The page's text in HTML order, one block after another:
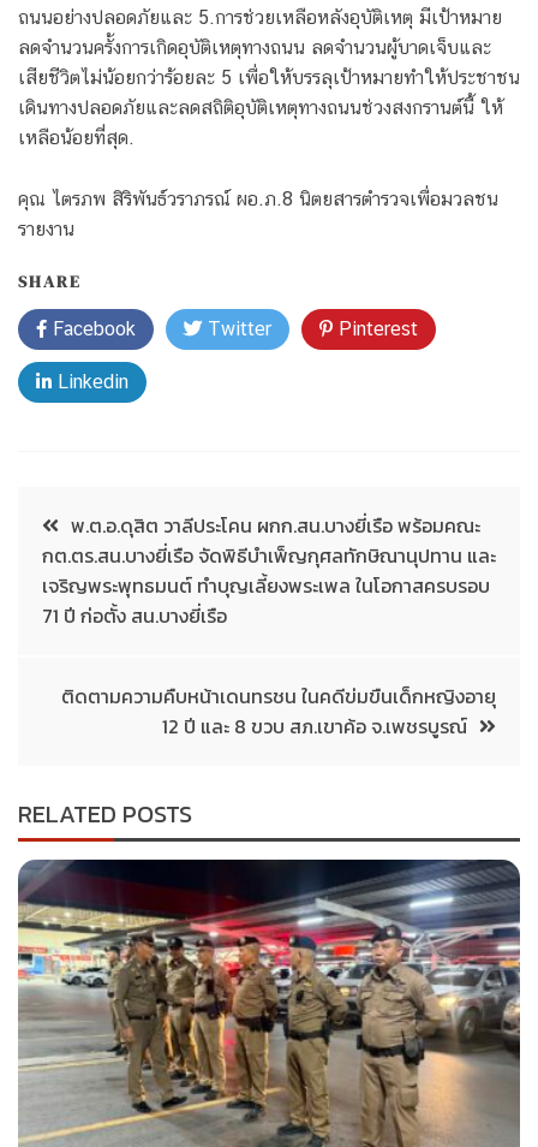
ถนนอย่างปลอดภัยและ 5.การช่วยเหลือหลังอุบัติเหตุ มีเป้าหมาย
ลดจำนวนครั้งการเกิดอุบัติเหตุทางถนน ลดจำนวนผู้บาดเจ็บและ
เสียชีวิตไม่น้อยกว่าร้อยละ 5 เพื่อให้บรรลุเป้าหมายทำให้ประชาชน
เดินทางปลอดภัยและลดสถิติอุบัติเหตุทางถนนช่วงสงกรานต์นี้ ให้
เหลือน้อยที่สุด.
คุณ ไตรภพ สิริพันธ์วราภรณ์ ผอ.ภ.8 นิตยสารตำรวจเพื่อมวลชน
รายงาน
SHARE
Facebook Twitter Pinterest
Linkedin
พ.ต.อ.ดุสิต วาลีประโคน ผกก.สน.บางยี่เรือ พร้อมคณะ
กต.ตร.สน.บางยี่เรือ จัดพิธีบำเพ็ญกุศลทักษิณานุปทาน และ
เจริญพระพุทธมนต์ ทำบุญเลี้ยงพระเพล ในโอกาสครบรอบ
71 ปี ก่อตั้ง สน.บางยี่เรือ
ติดตามความคืบหน้าเดนทรชน ในคดีข่มขืนเด็กหญิงอายุ
12 ปี และ 8 ขวบ สภ.เขาค้อ จ.เพชรบูรณ์
RELATED POSTS